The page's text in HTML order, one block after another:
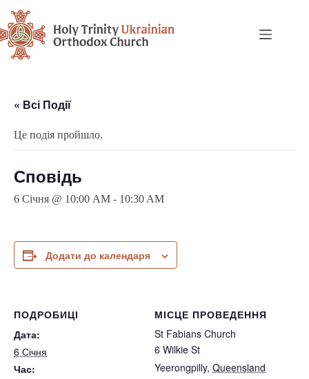
« Всі Події
Це подія пройшло.
Сповідь
6 Січня @ 10:00 AM - 10:30 AM
Додати до календаря
ПОДРОБИЦІ
Дата:
6 Січня
Час:
МІСЦЕ ПРОВЕДЕННЯ
St Fabians Church
6 Wilkie St
Yeerongpilly, Queensland